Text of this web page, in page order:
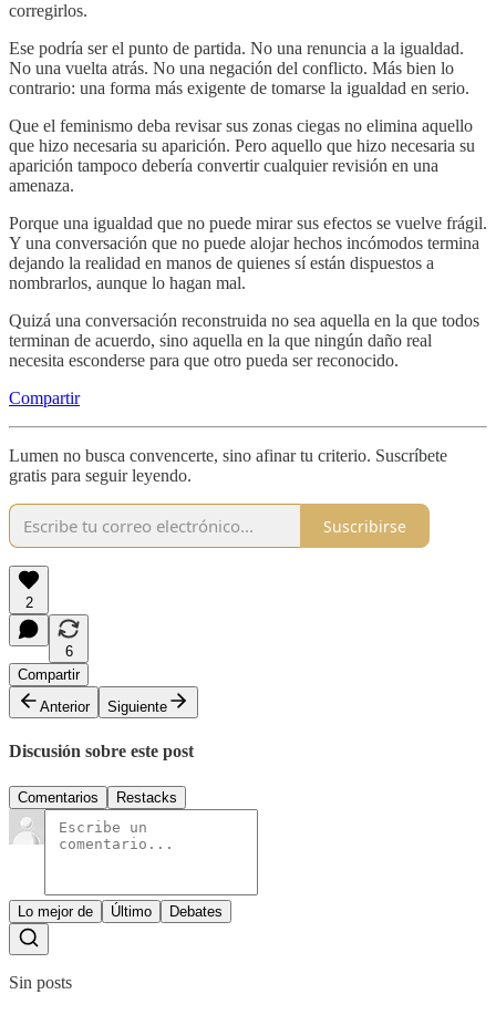
corregirlos.
Ese podría ser el punto de partida. No una renuncia a la igualdad.
No una vuelta atrás. No una negación del conflicto. Más bien lo
contrario: una forma más exigente de tomarse la igualdad en serio.
Que el feminismo deba revisar sus zonas ciegas no elimina aquello
que hizo necesaria su aparición. Pero aquello que hizo necesaria su
aparición tampoco debería convertir cualquier revisión en una
amenaza.
Porque una igualdad que no puede mirar sus efectos se vuelve frágil.
Y una conversación que no puede alojar hechos incómodos termina
dejando la realidad en manos de quienes sí están dispuestos a
nombrarlos, aunque lo hagan mal.
Quizá una conversación reconstruida no sea aquella en la que todos
terminan de acuerdo, sino aquella en la que ningún daño real
necesita esconderse para que otro pueda ser reconocido.
Compartir
Lumen no busca convencerte, sino afinar tu criterio. Suscríbete
gratis para seguir leyendo.
Suscribirse
2
6
Compartir
Anterior
Siguiente
Discusión sobre este post
Comentarios Restacks
Lo mejor de Último Debates
Sin posts